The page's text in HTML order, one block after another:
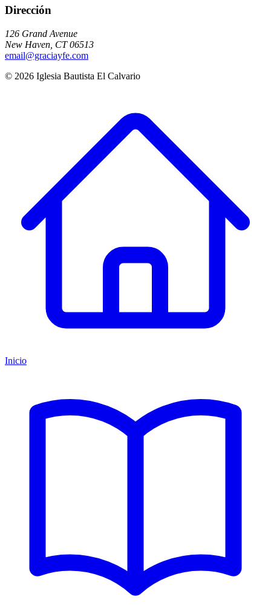
Dirección
126 Grand Avenue
New Haven CT 06513
email@graciayfe.com
© 2026 Iglesia Bautista El Calvario
Inicio